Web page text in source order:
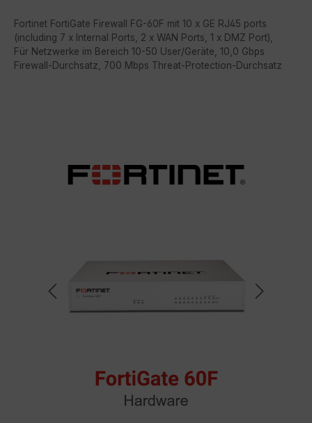
Fortinet FortiGate Firewall FG-60F mit 10 x GE RJ45 ports
(including 7 x Internal Ports, 2 x WAN Ports, 1 x DMZ Port),
Für Netzwerke im Bereich 10-50 User/Geräte, 10,0 Gbps
Firewall-Durchsatz, 700 Mbps Threat-Protection-Durchsatz